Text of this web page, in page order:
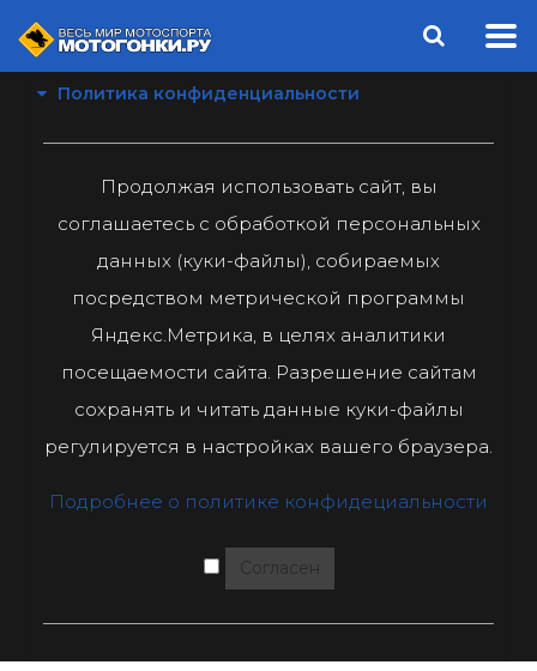
Политика конфиденциальности
Продолжая использовать сайт, вы
соглашаетесь с обработкой персональных
данных (куки-файлы), собираемых
посредством метрической программы
Яндекс.Метрика, в целях аналитики
посещаемости сайта. Разрешение сайтам
сохранять и читать данные куки-файлы
регулируется в настройках вашего браузера.
Подробнее о политике конфидециальности
Согласен